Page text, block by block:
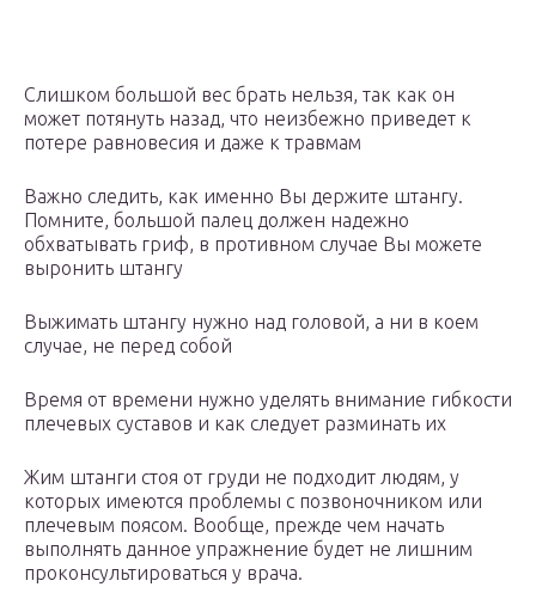
Слишком большой вес брать нельзя, так как он
может потянуть назад, что неизбежно приведет к
потере равновесия и даже к травмам
Важно следить, как именно Вы держите штангу.
Помните, большой палец должен надежно
обхватывать гриф, в противном случае Вы можете
выронить штангу
Выжимать штангу нужно над головой, а ни в коем
случае, не перед собой
Время от времени нужно уделять внимание гибкости
плечевых суставов и как следует разминать их
Жим штанги стоя от груди не подходит людям, у
которых имеются проблемы с позвоночником или
плечевым поясом. Вообще, прежде чем начать
выполнять данное упражнение будет не лишним
проконсультироваться у врача.